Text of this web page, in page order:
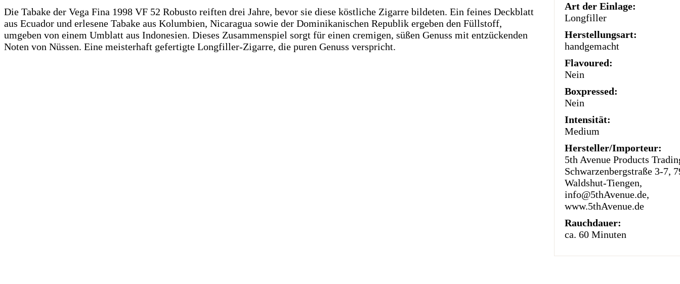
Art der Einlage:
Longfiller
Herstellungsart:
handgemacht
Flavoured:
Nein
Boxpressed:
Nein
Intensität:
Medium
Hersteller/Importeur:
5th Avenue Products
Schwarzenbergstraße 3-7,
Waldshut-Tiengen,
info@5thAvenue.de,
www.5thAvenue.de
Rauchdauer:
ca. 60 Minuten
Die Tabake der Vega Fina 1998 VF 52 Robusto reiften drei Jahre, bevor sie diese köstliche Zigarre bildeten. Ein feines Deckblatt
aus Ecuador und erlesene Tabake aus Kolumbien, Nicaragua sowie der Dominikanischen Republik ergeben den Füllstoff,
umgeben von einem Umblatt aus Indonesien. Dieses Zusammenspiel sorgt für einen cremigen, süßen Genuss mit entzückenden
Noten von Nüssen. Eine meisterhaft gefertigte Longfiller-Zigarre, die puren Genuss verspricht.